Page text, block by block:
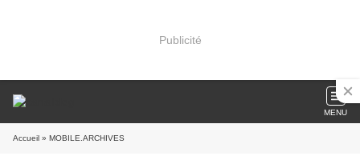
Publicité
MENU
Accueil » MOBILE.ARCHIVES